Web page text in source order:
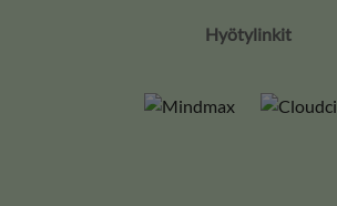
Hyötylinkit